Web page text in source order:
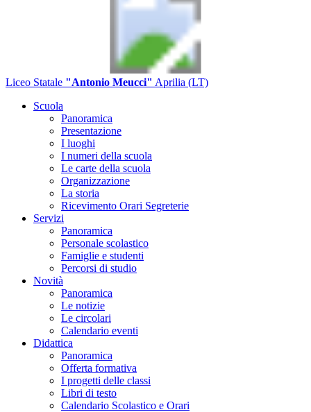
Liceo Statale "Antonio Meucci" Aprilia (LT)
Scuola
Panoramica
Presentazione
I luoghi
I numeri della scuola
Le carte della scuola
Organizzazione
La storia
Ricevimento Orari Segreterie
Servizi
Panoramica
Personale scolastico
Famiglie e studenti
Percorsi di studio
Novità
Panoramica
Le notizie
Le circolari
Calendario eventi
Didattica
Panoramica
Offerta formativa
I progetti delle classi
Libri di testo
Calendario Scolastico e Orari